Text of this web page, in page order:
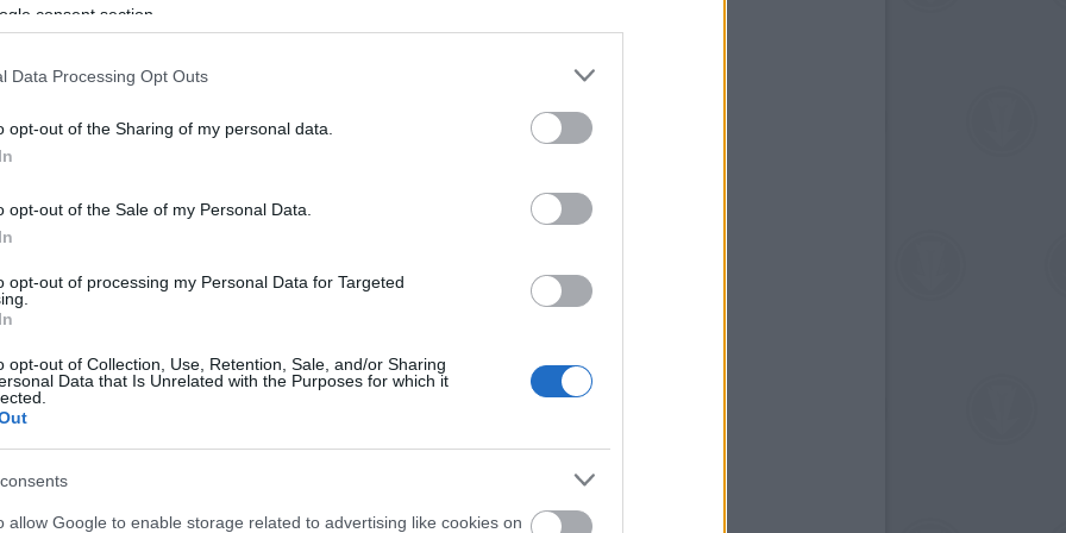
consent section.
Data Processing Opt Outs
opt-out of the Sharing of my personal data.
opt-out of the Sale of my Personal Data.
opt-out of processing my Personal Data for Targeted
opt-out of Collection, Use, Retention, Sale, and/or Sharing
Data that Is Unrelated with the Purposes for which it
allow Google to enable storage related to advertising like cookies on
végül kimondta: a felvonulás megtartásának
Anna Grodzka, a lengyel parlament tagja,
képviselője felelevenítette: 2008-ban
hogy az emberek megértsék a
a sztereotípiákat. Mint mondta: alapítványával
törvényeket, majd 2011-ben egy balliberális
Anna Grodzka Krakkóban, - szavai
városában" -, míg a
egy másik városban indult. Mindketten
nem véletlen, hanem "a lengyel társadalmi érés
a partnerkapcsolatokról, az ember saját
a gyűlöletbeszéd ellen dolgoztak ki
a parlament előtt vannak.
programmal, egyebek mellett filmvetítésekkel,
és biciklis városnézéssel várja az érdeklődőket.
tartott hagyományos felvonulás jövő